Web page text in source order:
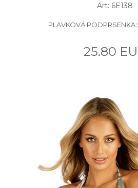
Art: 6E138
PLAVKOVÁ PODPRSENKA
25.80